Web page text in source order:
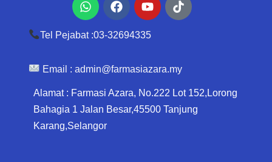
WhatsappFacebookYoutubeTiktok
Tel Pejabat :03-32694335
Email : admin@farmasiazara.my
Alamat : Farmasi Azara, No.222 Lot 152,Lorong
Bahagia 1 Jalan Besar,45500 Tanjung
Karang,Selangor